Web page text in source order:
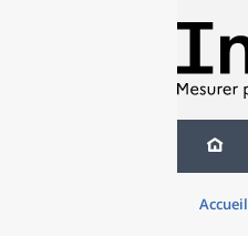
Accueil